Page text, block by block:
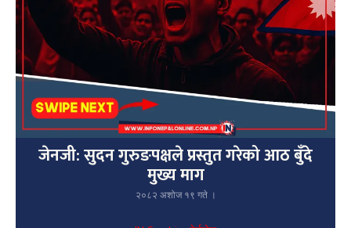
जेनजी: सुदन गुरुङपक्षले प्रस्तुत गरेको आठ बुँदे
मुख्य माग
२०८२ अशोज १९ गते ।